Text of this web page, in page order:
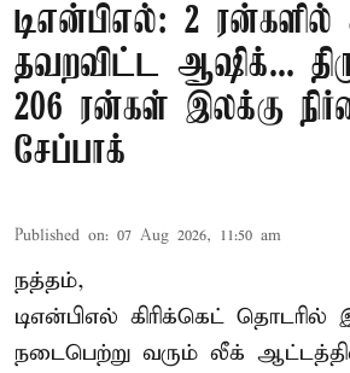
டிஎன்பிஎல்: 2
தவறவிட்ட ஆஷிக்...
206 ரன்கள் இலக்கு
சேப்பாக்
Published on: 07 Aug 2026, 11:50 am
நத்தம்,
டிஎன்பிஎல் கிரிக்கெட் தொடரில்
நடைபெற்று வரும் லீக்